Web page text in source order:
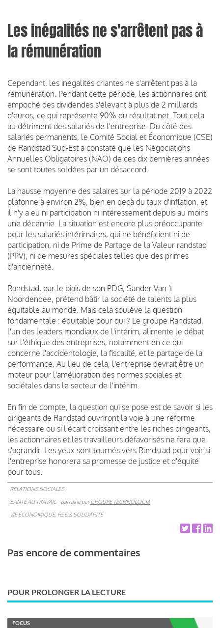
Les inégalités ne s'arrêtent pas à
la rémunération
Cependant, les inégalités criantes ne s'arrêtent pas à la
rémunération. Pendant cette période, les actionnaires ont
empoché des dividendes s'élevant à plus de 2 milliards
d'euros, ce qui représente 90% du résultat net. Tout cela
au détriment des salariés de l'entreprise. Du côté des
salariés permanents, le Comité Social et Économique (CSE)
de Randstad Sud-Est a constaté que les Négociations
Annuelles Obligatoires (NAO) de ces dix dernières années
se sont toutes soldées par un désaccord.
La hausse moyenne des salaires sur la période 2019 à 2022
plafonne à environ 2%, bien en deçà du taux d'inflation, et
il n'y a eu ni participation ni intéressement depuis au moins
une décennie. La situation est encore plus préoccupante
pour les salariés intérimaires, qui ne bénéficient ni de
participation, ni de Prime de Partage de la Valeur randstad
(PPV), ni de mesures spéciales telles que des primes
d'ancienneté.
Randstad, par le biais de son PDG, Sander Van 't
Noordendee, prétend bâtir la société de talents la plus
équitable au monde. Mais cela soulève la question
fondamentale : équitable pour qui ? Le groupe Randstad,
l'un des leaders mondiaux de l'intérim, alimente le débat
sur l'éthique des entreprises, notamment en ce qui
concerne l'accidentologie, la fiscalité, et le partage de la
performance. Au lieu de cela, l'entreprise devrait être un
moteur pour l'amélioration des normes sociales et
sociétales dans le secteur de l'intérim.
En fin de compte, la question qui se pose est de savoir si les
dirigeants de Randstad ouvriront la voie à une réforme
nécessaire ou si l'écart croissant entre les riches dirigeants,
les actionnaires et les travailleurs défavorisés ne fera que
s'agrandir. Les yeux sont tournés vers Randstad pour voir si
l'entreprise honorera sa promesse de justice et d'équité
pour tous.
RELATIONS SOCIALES
SANTÉ AU TRAVAIL
parrainé parGROUPE TECHNOLOGIA
VIE ÉCONOMIQUE, RSE & SOLIDARITÉ
Pas encore de commentaires
POUR PROLONGER LA LECTURE
FOCUS